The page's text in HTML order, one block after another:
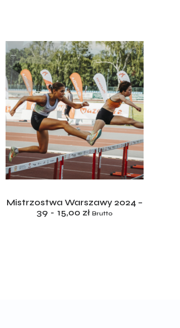
ADD TO CART
Mistrzostwa Warszawy 2024 –
39
15,00 zł Brutto